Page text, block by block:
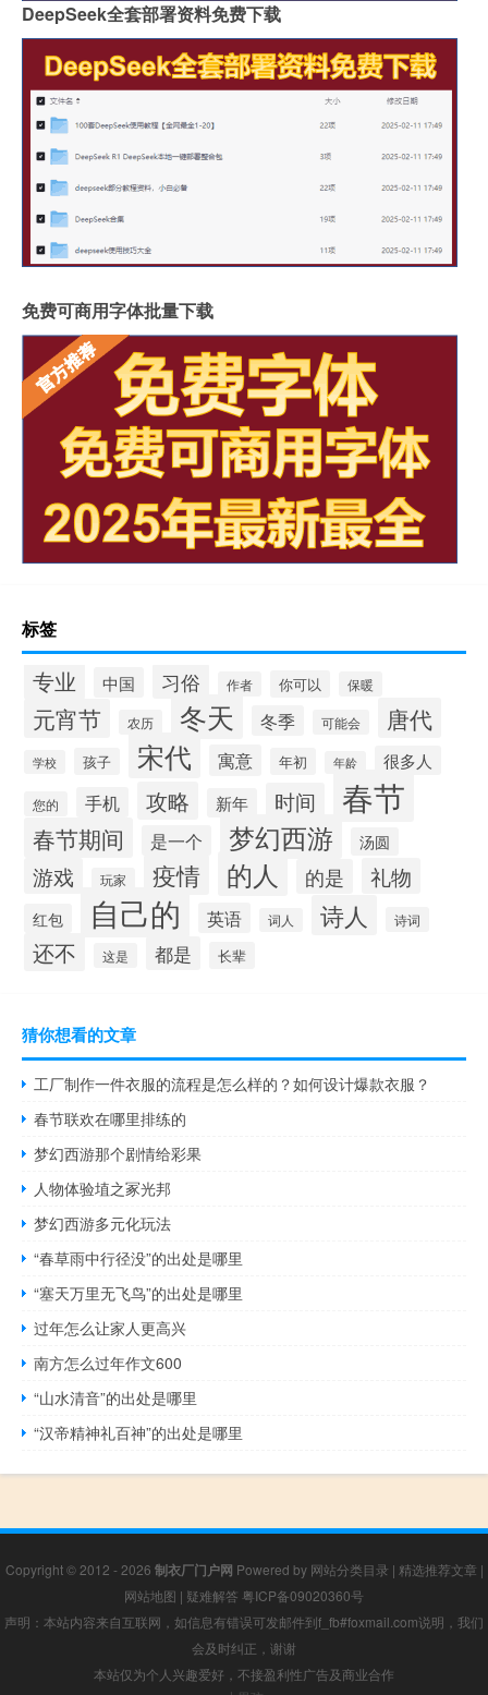
DeepSeek全套部署资料免费下载
免费可商用字体批量下载
标签
专业 中国 习俗 作者 你可以 保暖
元宵节 农历 冬天 冬季 可能会 唐代
学校 孩子 宋代 寓意 年初 年龄 很多人
您的 手机 攻略 新年 时间 春节
春节期间 是一个 梦幻西游 汤圆
游戏 玩家 疫情 的人 的是 礼物
红包 自己的 英语 词人 诗人 诗词
还不 这是 都是 长辈
猜你想看的文章
工厂制作一件衣服的流程是怎么样的？如何设计爆款衣服？
春节联欢在哪里排练的
梦幻西游那个剧情给彩果
人物体验埴之冢光邦
梦幻西游多元化玩法
“春草雨中行径没”的出处是哪里
“塞天万里无飞鸟”的出处是哪里
过年怎么让家人更高兴
南方怎么过年作文600
“山水清音”的出处是哪里
“汉帝精神礼百神”的出处是哪里
Copyright © 2012 - 2026 制衣厂门户网 Powered by 网站分类目录 | 精选推荐文章 |
网站地图 | 疑难解答 粤ICP备09020360号
声明：本站内容来自互联网，如信息有错误可发邮件到f_fb#foxmail.com说明，我们
会及时纠正，谢谢
本站仅为个人兴趣爱好，不接盈利性广告及商业合作